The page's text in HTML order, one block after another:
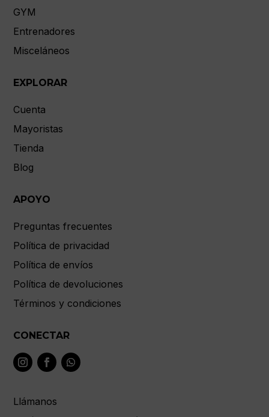
GYM
Entrenadores
Misceláneos
EXPLORAR
Cuenta
Mayoristas
Tienda
Blog
APOYO
Preguntas frecuentes
Política de privacidad
Política de envíos
Política de devoluciones
Términos y condiciones
CONECTAR
Llámanos